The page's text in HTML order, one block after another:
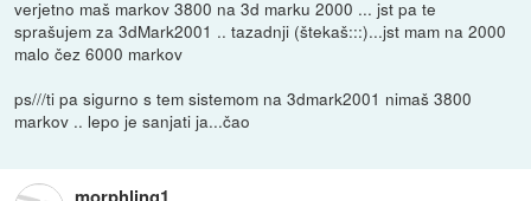
verjetno maš markov 3800 na 3d marku 2000 ... jst pa te
sprašujem za 3dMark2001 .. tazadnji (štekaš:::)...jst mam na 2000
malo čez 6000 markov
ps///ti pa sigurno s tem sistemom na 3dmark2001 nimaš 3800
markov .. lepo je sanjati ja...čao